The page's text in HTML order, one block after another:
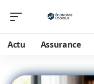
Actu Assurance